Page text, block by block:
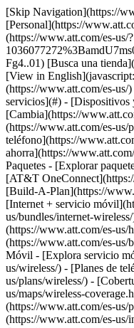
[Skip Navigation](https://www.att.com#mega-z2_jump_link) [Personal](https://www.att.com/es-us/) [Empresas](https://www.att.com/es-us/?1036077272%3BamdU7ms02uyDVD7hILrWak6c7DshIidU2t-Fg4..01) [Busca una tienda](https://www.att.com/es-us/stores/) [View in English](javascript:void%280%29) [](https://www.att.com/es-us/) - Tienda ## Tienda - [Planes y servicios](#) - [Dispositivos y accesorios](#) Acciones rápidas [Cambia](https://www.att.com/es-us/upgrade/) [Añade una línea](https://www.att.com/es-us/plans/add-a-line/) [Trae tu propio teléfono](https://www.att.com/es-us/wireless/byod/) [Cambia y ahorra](https://www.att.com/es-us/wireless/switch-and-save/) ### Paquetes - [Explorar paquetes](https://www.att.com/es-us/bundles/) - [AT&T OneConnect](https://www.att.com/es-us/oneconnect/) - [Build-A-Plan](https://www.att.com/es-us/plans/build-a-plan) - [Internet + servicio móvil](https://www.att.com/es-us/bundles/internet-wireless/) - [Internet + teléfono residencial](https://www.att.com/es-us/home-phone/) - [Clientes 55+](https://www.att.com/es-us/bundles/55-plus-internet-wireless/) ### Móvil - [Explora servicio móvil](https://www.att.com/es-us/wireless/) - [Planes de teléfonos](https://www.att.com/es-us/plans/wireless/) - [Cobertura de la red](https://www.att.com/es-us/maps/wireless-coverage.html) - [Prepago](https://www.att.com/es-us/prepaid/) - [Adicionales internacionales](https://www.att.com/es-us/international/) - [Auto conectado](https://www.att.com/es-us/plans/connected-car/) ### Internet residencial - [Explora internet residencial](https://www.att.com/es-us/internet/) - [Ve la disponibilidad](https://www.att.com/es-us/buy/internet/plans/) - [AT&T Fiber](https://www.att.com/es-us/internet/fiber/) - [AT&T Internet Air](https://www.att.com/es-us/internet/internet-air/) - [Teléfono residencial](https://www.att.com/es-us/home-phone/services/) [__Ahorra a lo grande en todo__ __regreso a clases__ \ Ver ofertas](https://www.att.com/es-us/deals/back-to-school/) Últimas novedades [Samsung Galaxy Z Fold8](https://www.att.com/es-us/buy/phones/samsung-galaxy-z-fold8.html) [iPhone 17 Pro](https://www.att.com/es-us/buy/phones/apple-iphone-17-pro.html) [AirPods Pro 3](https://www.att.com/es-us/buy/accessories/Headphones/apple-airpods-pro-3.html) [Google Pixel 10 Pro](https://www.att.com/es-us/buy/phones/google-pixel-10-pro.html) ### Dispositivos - [Teléfonos](https://www.att.com/es-us/buy/phones/) - [Teléfonos prepagados](https://www.att.com/es-us/buy/prepaid-phones/) - [Tablets](https://www.att.com/es-us/buy/tablets/) - [Relojes inteligentes](https://www.att.com/es-us/buy/wearables/) - [Usado certificado de AT&T](https://www.att.com/es-us/buy/phones/browse/att-certified-preowned) ### Accesorios - [Ver todos los accesorios](https://www.att.com/es-us/accessories/) - [Estuches](https://www.att.com/es-us/buy/accessories/browse/cases/) - [Cargadores](https://www.att.com/es-us/buy/accessories/browse/chargers/) - [Protector para pantalla](https://www.att.com/es-us/buy/accessories/browse/screen-protectors/) - [Audífonos](https://www.att.com/es-us/buy/accessories/browse/headphones/) ### Brands - [Apple](https://www.att.com/es-us/buy/phones/browse/apple/) - [Samsung](https://www.att.com/es-us/buy/phones/browse/samsung/) - [Motorola](https://www.att.com/es-us/buy/phones/browse/motorola/) - [Google](https://www.att.com/es-us/buy/phones/browse/google/) - [Meta](https://www.att.com/es-us/buy/accessories/browse/all/meta/) [__Obtén el nuevo Samsung Galaxy Z Fold8 por $0 con intercambio elegible__ \ Reserva](https://www.att.com/es-us/buy/phones/samsung-galaxy-z-fold8.html) - Ofertas ## Ofertas - [Nuevos y destacados](#) - [Descuentos para clientes](#) Destacados [Ve todas las ofertas](https://www.att.com/es-us/deals/) [Ofertas de servicio móvil](https://www.att.com/es-us/deals/cell-phone-deals/) [Ofertas de internet](https://www.att.com/es-us/deals/internet/) [Ofertas de intercambio](https://www.att.com/es-us/buy/phones/browse/tradeinoffer/) [Sin ofertas de intercambio](https://www.att.com/es-us/buy/phones/browse/nontradeinoffer/) ### Ofertas de tendencia - [Samsung Galaxy](https://www.att.com/es-us/buy/phones/browse/samsung_hasdeals_value_nontradeinoffer_tradeinoffer/) - [Apple iPhone](https://www.att.com/es-us/buy/phones/browse/